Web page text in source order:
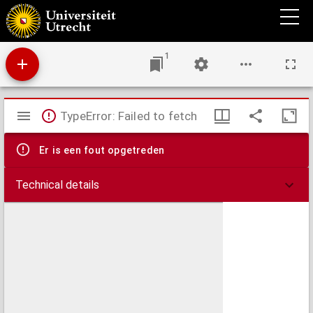
Over het oog in betrekking tot het licht : een woord aan de modernen en ongeloovigen
in Nederland
1
Mirador
viewer
TypeError: Failed to fetch
Er is een fout opgetreden
Technical details